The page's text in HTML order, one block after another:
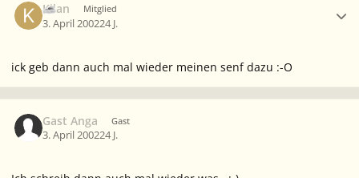
Kilan Mitglied
3. April 200224 J.
ick geb dann auch mal wieder meinen senf dazu :-O
Gast Anga Gast
3. April 200224 J.